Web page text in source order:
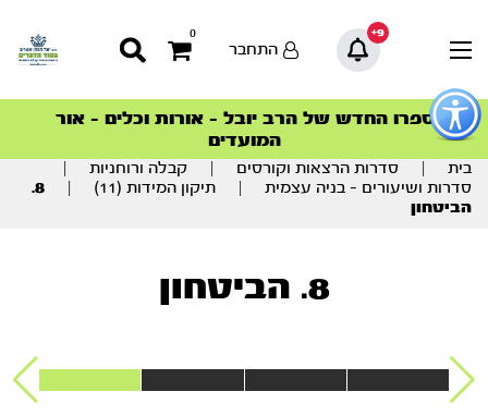
כפתור
לפתיחת
תפריט
9+
0
התחבר
סדרות הפודקאסטים
הסדרה המובילה החודש – דרך המלך
ספרו החדש של הרב יובל – אורות וכלים – אור
המועדים
הצטרפו למהפכת הבריאות הטבעית >
סדרות הפודקאסטים
הסדרה המובילה החודש – דרך המלך
תוכן
מרכזי
בית סדרות הרצאות וקורסים קבלה ורוחניות
סדרות ושיעורים - בניה עצמית
תיקון המידות (11)
8.
הביטחון
8. הביטחון